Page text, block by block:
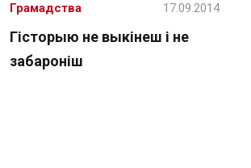
Гісторыю не выкінеш і не
забароніш
Грамадства 17.09.2014